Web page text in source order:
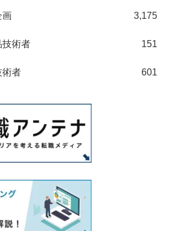
画 3,175
技術者 151
術者 601